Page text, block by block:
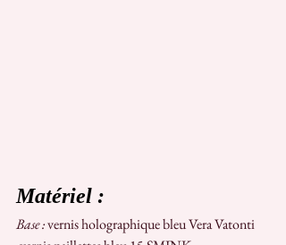
Matériel :
Base : vernis holographique bleu Vera Vatonti